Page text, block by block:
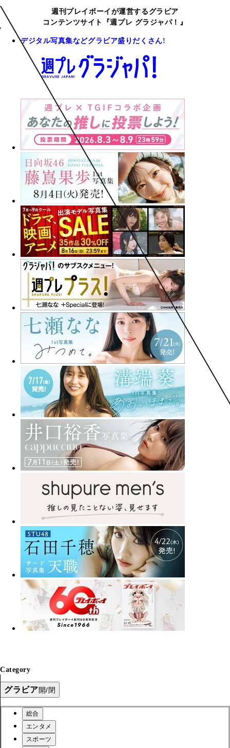
週刊プレイボーイが運営するグラビア
コンテンツサイト『週プレ グラジャパ！』
デジタル写真集などグラビア盛りだくさん!
Category
グラビア開/閉
総合
エンタメ
スポーツ